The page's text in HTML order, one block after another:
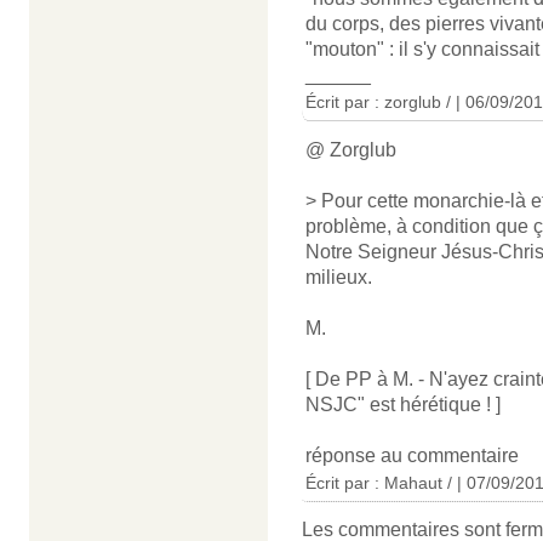
du corps, des pierres
"mouton" : il s'y
Écrit par : zorglub / | 06/09/
@ Zorglub
> Pour cette monarchie-là
problème, à condition que
Notre Seigneur Jésus-
milieux.
M.
[ De PP à M. - N'ayez
NSJC" est hérétique ! ]
réponse au commentaire
Écrit par : Mahaut / | 07/09/
Les commentaires sont